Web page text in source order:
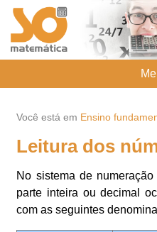
Você está em Ensino
Leitura dos
No sistema de
parte inteira ou decimal
com as seguintes